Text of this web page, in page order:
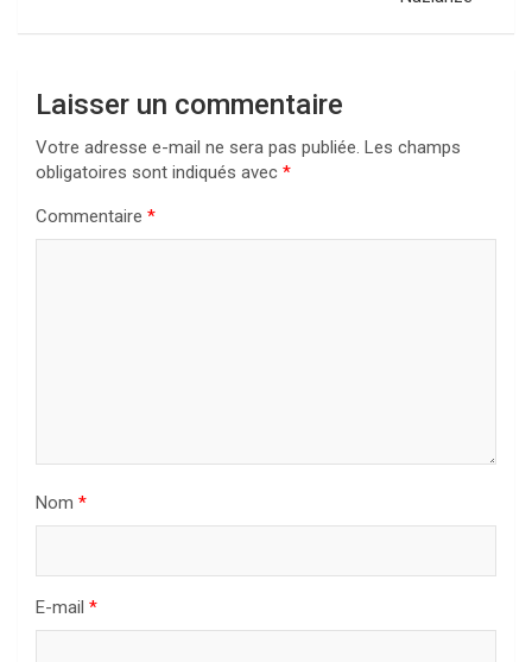
Laisser un commentaire
Votre adresse e-mail ne sera pas publiée. Les champs
obligatoires sont indiqués avec *
Commentaire *
Nom *
E-mail *